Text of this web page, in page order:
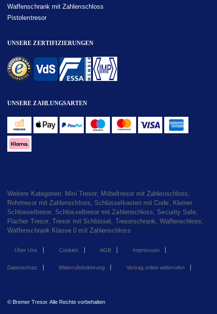
Waffenschrank mit Zahlenschloss
Pistolentresor
UNSERE ZERTIFIZIERUNGEN
UNSERE ZAHLUNGSARTEN
Weitere Kategorien: Mini Tresor Möbeltresor mit Zahlenschloss
Rohrtresor mit Zahlenschloss
Schlüsselkasten mit Code
Kleiner
Schlüsseltresor, Schlüsseltresor mit Zahlenschloss Security Safe
Flacher Tresor,Tresor mit Schlüssel Tresorschrank Waffenschloss
Waffenschrank Klasse 0 mit Zahlenschloss
Über Uns Cookies AGB Impressum
Datenschutz Widerrufsbelehrung Vertrag online widerrufen
© Bremer Tresor. Alle Rechte vorbehalten